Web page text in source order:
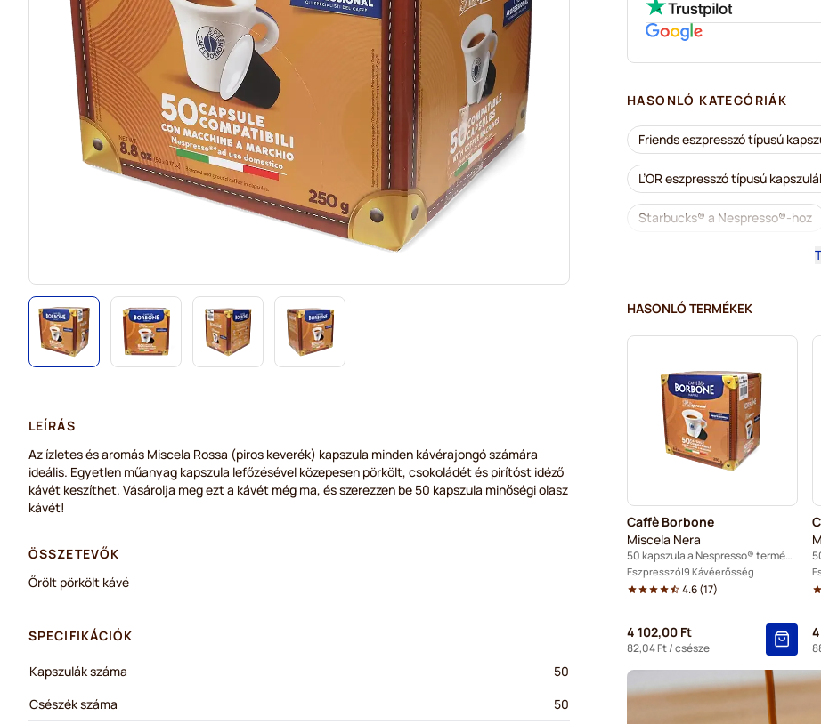
HASONLÓ KATEGÓRIÁK
Friends eszpresszó típusú
L’OR eszpresszó típusú
Starbucks® a Nespresso®-hoz
Lungo-kapszulák Nespresso®-
Kiegészítő termékek és
Vízkőoldás és tisztítás
Segafredo kapszulák
Café René kapszulák
Belmio kapszulák Nespresso®
Friele kapszulák Nespresso®
Tonino Lamborghini kapszulák
Caffè Borbone kapszulák
HASONLÓ TERMÉKEK
Caffè Borbone
Miscela Nera
50 kapszula a Nespresso® termékhez
Eszpresszó 9 Kávéerősség
4.6(17)
4 102,00 Ft
82,04 Ft/ csésze
LEÍRÁS
Az ízletes és aromás Miscela Rossa (piros keverék) kapszula minden kávérajongó számára
ideális. Egyetlen műanyag kapszula lefőzésével közepesen pörkölt, csokoládét és pirítóst idéző
kávét keszíthet. Vásárolja meg ezt a kávét még ma, és szerezzen be 50 kapszula minőségi olasz
kávét!
ÖSSZETEVŐK
Őrölt pörkölt kávé
SPECIFIKÁCIÓK
Kapszulák száma
50
Csészék száma
50